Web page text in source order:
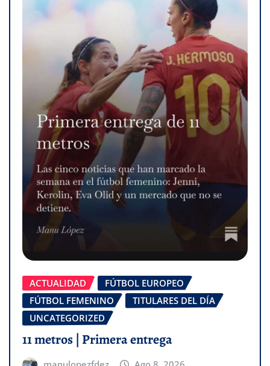
ACTUALIDAD
FÚTBOL EUROPEO
FÚTBOL FEMENINO
TITULARES DEL DÍA
UNCATEGORIZED
11 metros | Primera entrega